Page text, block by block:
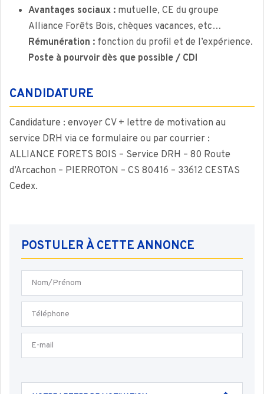
Avantages sociaux : mutuelle, CE du groupe
Alliance Forêts Bois, chèques vacances, etc…
Rémunération : fonction du profil et de l’expérience.
Poste à pourvoir dès que possible / CDI
CANDIDATURE
Candidature : envoyer CV + lettre de motivation au
service DRH via ce formulaire ou par courrier :
ALLIANCE FORETS BOIS – Service DRH – 80 Route
d’Arcachon – PIERROTON – CS 80416 – 33612 CESTAS
Cedex.
POSTULER À CETTE ANNONCE